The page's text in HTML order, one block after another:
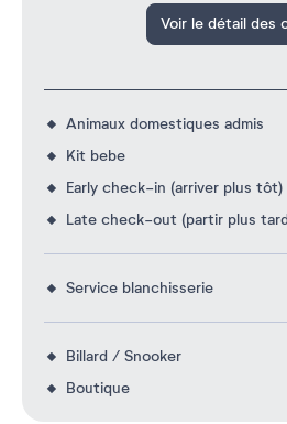
Voir le détail des
Animaux domestiques admis
Kit bebe
Early check-in (arriver plus tôt)
Late check-out (partir plus
Service blanchisserie
Billard / Snooker
Boutique